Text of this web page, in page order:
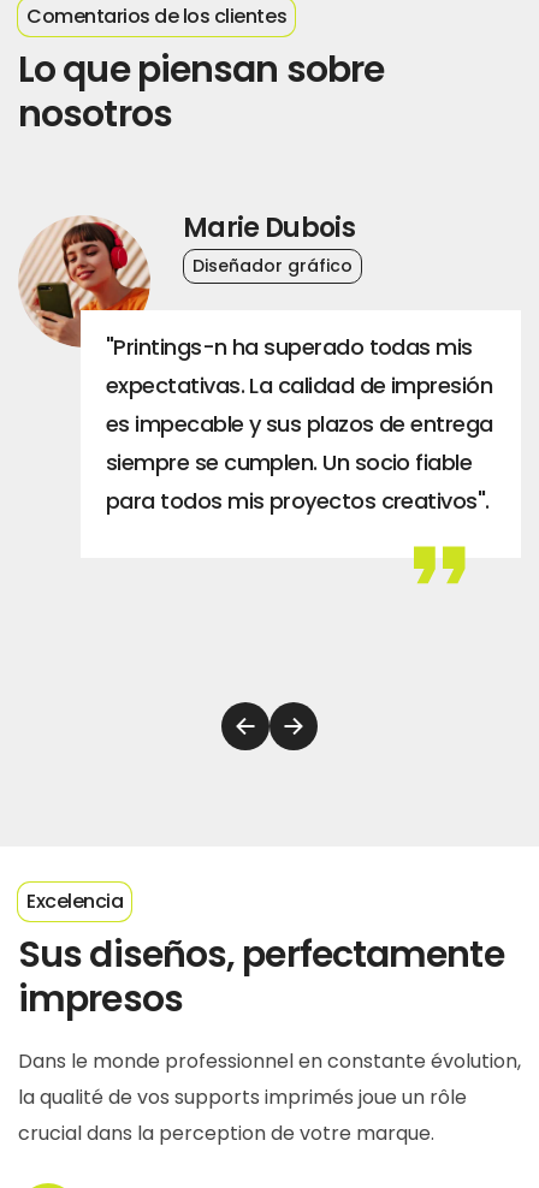
Comentarios de los clientes
Lo que piensan sobre
nosotros
Marie Dubois
Diseñador gráfico
"Printings-n ha superado todas mis
expectativas. La calidad de impresión
es impecable y sus plazos de entrega
siempre se cumplen. Un socio fiable
para todos mis proyectos creativos".
Excelencia
Sus diseños, perfectamente
impresos
Dans le monde professionnel en constante évolution,
la qualité de vos supports imprimés joue un rôle
crucial dans la perception de votre marque.